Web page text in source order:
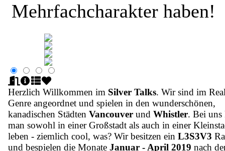
Mehrfachcharakter haben!
Herzlich Willkommen im Silver Talks. Wir sind im
Genre angeordnet und spielen in den wunderschönen,
kanadischen Städten Vancouver und Whistler. Bei uns
man sowohl in einer Großstadt als auch in einer
leben - ziemlich cool, was? Wir besitzen ein L3S3V3
und bespielen die Monate Januar - April 2019 nach